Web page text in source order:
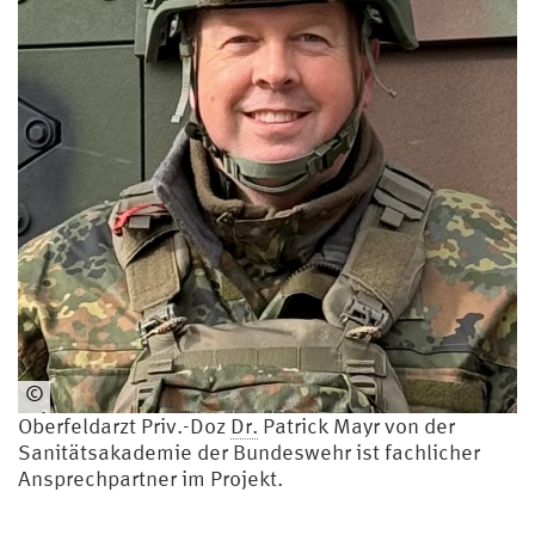
©
Pri
vat
Oberfeldarzt Priv.-Doz Dr. Patrick Mayr von der
Sanitätsakademie der Bundeswehr ist fachlicher
Ansprechpartner im Projekt.